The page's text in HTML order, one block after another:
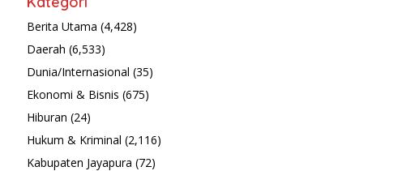
Berita Utama (4,428)
Daerah (6,533)
Dunia/Internasional (35)
Ekonomi & Bisnis (675)
Hiburan (24)
Hukum & Kriminal (2,116)
Kabupaten Jayapura (72)